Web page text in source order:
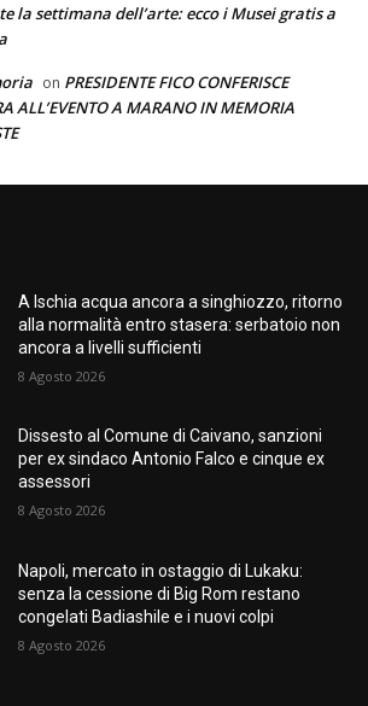
la settimana dell’arte: ecco i Musei gratis a
on PRESIDENTE FICO CONFERISCE
ALL’EVENTO A MARANO IN MEMORIA
A Ischia acqua ancora a singhiozzo, ritorno
alla normalità entro stasera: serbatoio non
ancora a livelli sufficienti
8 Agosto 2026
Dissesto al Comune di Caivano, sanzioni
per ex sindaco Antonio Falco e cinque ex
assessori
8 Agosto 2026
Napoli, mercato in ostaggio di Lukaku:
senza la cessione di Big Rom restano
congelati Badiashile e i nuovi colpi
8 Agosto 2026